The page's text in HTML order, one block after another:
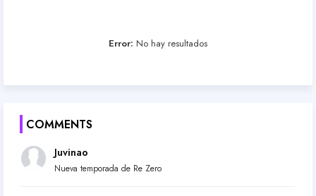
Error: No hay resultados
COMMENTS
Juvinao
Nueva temporada de Re Zero